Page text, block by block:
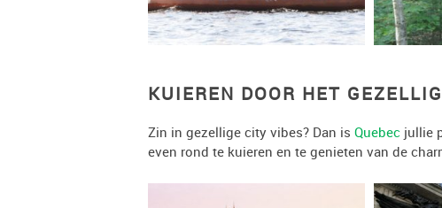
KUIEREN DOOR HET
Zin in gezellige city vibes? Dan is Quebec jullie
even rond te kuieren en te genieten van de